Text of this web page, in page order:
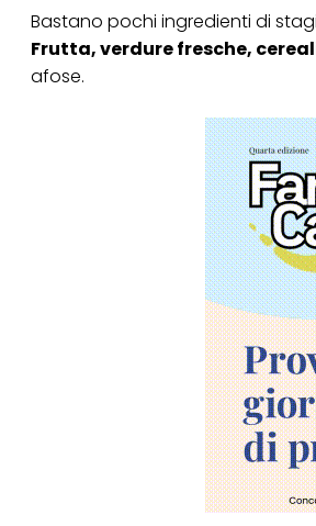
Bastano pochi ingredienti di
Frutta, verdure fresche,
afose.